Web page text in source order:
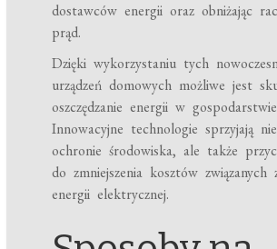
dostawców energii oraz obniżając
prąd.
Dzięki wykorzystaniu tych
urządzeń domowych możliwe jest
oszczędzanie energii w
Innowacyjne technologie sprzyjają
ochronie środowiska, ale także
do zmniejszenia kosztów związanych
energii elektrycznej.